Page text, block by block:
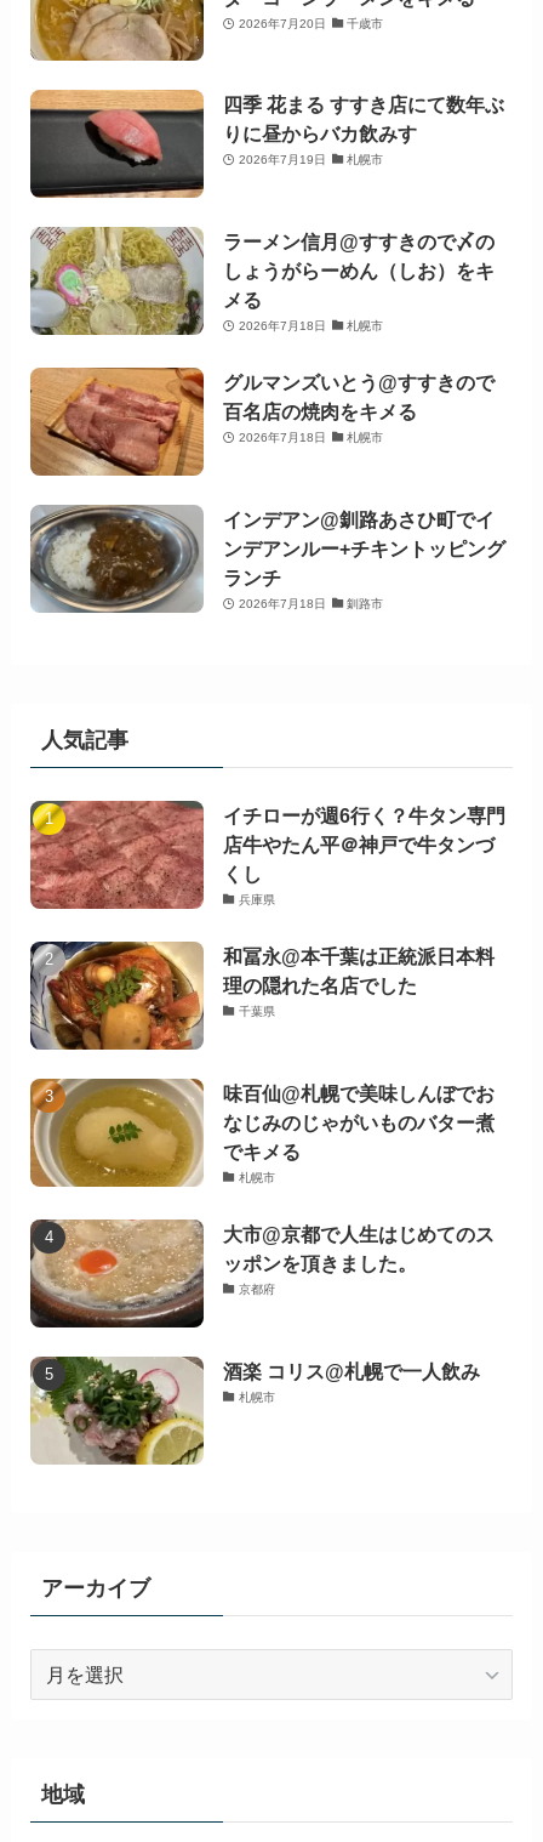
2026年7月20日 千歳市
四季 花まる すすき店にて数年ぶ
りに昼からバカ飲みす
2026年7月19日 札幌市
ラーメン信月@すすきので〆の
しょうがらーめん（しお）をキ
メる
2026年7月18日 札幌市
グルマンズいとう@すすきので
百名店の焼肉をキメる
2026年7月18日 札幌市
インデアン@釧路あさひ町でイ
ンデアンルー+チキントッピング
ランチ
2026年7月18日 釧路市
人気記事
イチローが週6行く？牛タン専門
店牛やたん平＠神戸で牛タンづ
くし
兵庫県
和冨永@本千葉は正統派日本料
理の隠れた名店でした
千葉県
味百仙@札幌で美味しんぼでお
なじみのじゃがいものバター煮
でキメる
札幌市
大市@京都で人生はじめてのス
ッポンを頂きました。
京都府
酒楽 コリス@札幌で一人飲み
札幌市
アーカイブ
ブ
地域